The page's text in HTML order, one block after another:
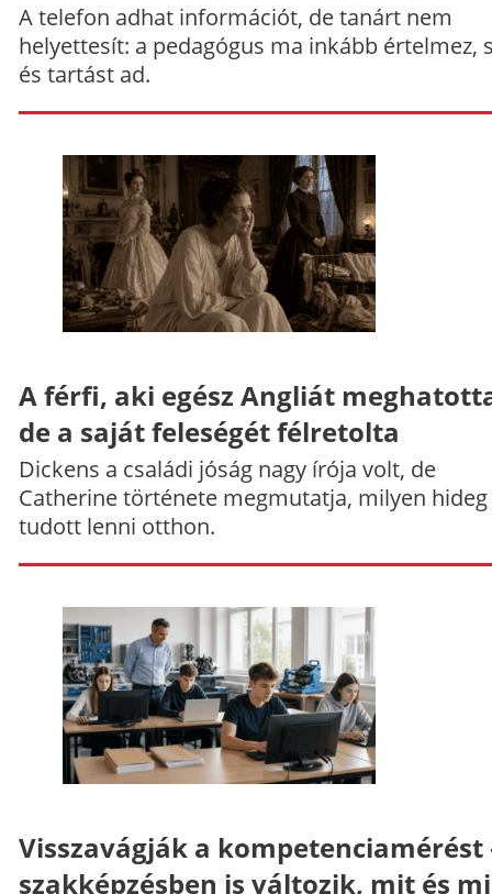
A telefon adhat információt, de tanárt nem
helyettesít: a pedagógus ma inkább értelmez,
és tartást ad.
A férfi, aki egész Angliát
de a saját feleségét félretolta
Dickens a családi jóság nagy írója volt, de
Catherine története megmutatja, milyen hideg
tudott lenni otthon.
Visszavágják a kompetenciamérést
szakképzésben is változik, mit és